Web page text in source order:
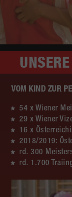
UNSERE
VOM KIND ZUR
54 x Wiener
29 x Wiener
16 x
2018/2019:
rd. 300
rd. 1.700